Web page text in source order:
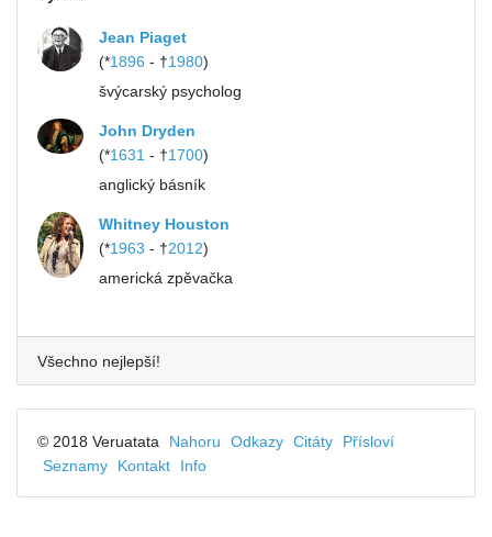
Jean Piaget
(*1896 - †1980)
švýcarský psycholog
John Dryden
(*1631 - †1700)
anglický básník
Whitney Houston
(*1963 - †2012)
americká zpěvačka
Všechno nejlepší!
© 2018 Veruatata Nahoru Odkazy Citáty
Přísloví
Seznamy
Kontakt Info